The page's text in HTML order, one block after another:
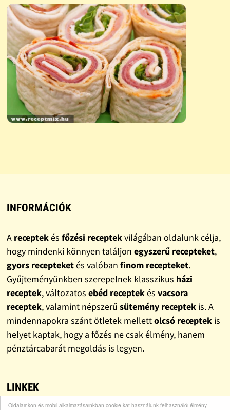
Oldalainkon és mobil alkalmazásainkban cookie-kat használunk felhasználói élmény
INFORMÁCIÓK
A receptekés főzési receptekvilágában oldalunk célja,
hogy mindenki könnyen találjon egyszerű recepteket,
gyors recepteketés valóban finom recepteket.
Gyűjteményünkben szerepelnek klasszikus házi
receptek, változatos ebéd receptekés vacsora
receptek, valamint népszerű sütemény receptekis. A
mindennapokra szánt ötletek mellettolcsó receptekis
helyet kaptak, hogy a főzés ne csak élmény, hanem
pénztárcabarát megoldás is legyen.
LINKEK